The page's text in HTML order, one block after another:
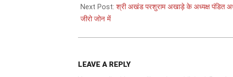
07
Next Post:श्री अखंड परशुराम अखाड़े के अध्यक्ष पंडित
जीरो जोन में
LEAVE A REPLY